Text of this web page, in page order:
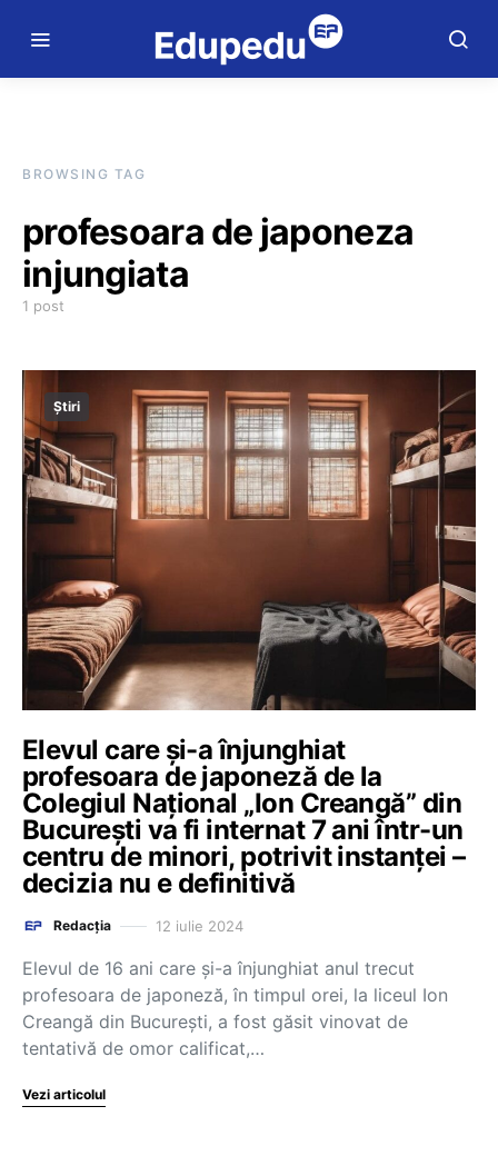
BROWSING TAG
profesoara de japoneza
injungiata
1 post
Știri
Elevul care şi-a înjunghiat
profesoara de japoneză de la
Colegiul Național „Ion Creangă” din
București va fi internat 7 ani într-un
centru de minori, potrivit instanței –
decizia nu e definitivă
Redacția 12 iulie 2024
Elevul de 16 ani care şi-a înjunghiat anul trecut
profesoara de japoneză, în timpul orei, la liceul Ion
Creangă din București, a fost găsit vinovat de
tentativă de omor calificat,…
Vezi articolul